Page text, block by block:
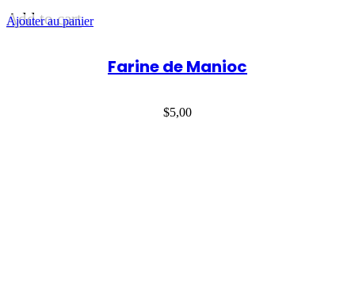
Add to cart
Ajouter au panier
Farine de Manioc
$5,00